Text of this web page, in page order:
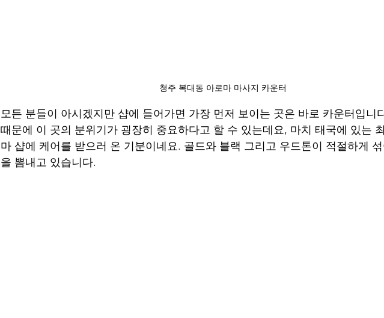
청주 복대동 아로마 마사지 카운터
모든 분들이 아시겠지만 샵에 들어가면 가장 먼저 보이는 곳은 바로 카운터입니
때문에 이 곳의 분위기가 굉장히 중요하다고 할 수 있는데요, 마치 태국에 있는
마 샵에 케어를 받으러 온 기분이네요. 골드와 블랙 그리고 우드톤이 적절하게
을 뽐내고 있습니다.